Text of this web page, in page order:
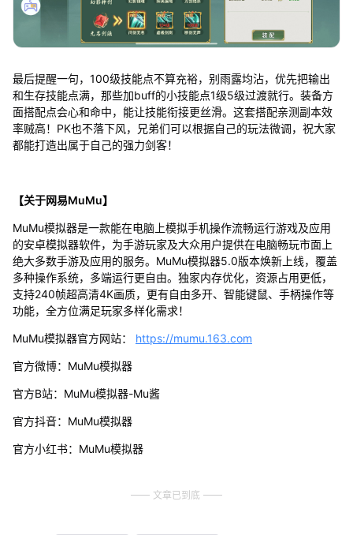
最后提醒一句，100级技能点不算充裕，别雨露均沾，优先把输出
和生存技能点满，那些加buff的小技能点1级5级过渡就行。装备方
面搭配点会心和命中，能让技能衔接更丝滑。这套搭配亲测副本效
率贼高！PK也不落下风，兄弟们可以根据自己的玩法微调，祝大家
都能打造出属于自己的强力剑客！
【关于网易MuMu】
MuMu模拟器是一款能在电脑上模拟手机操作流畅运行游戏及应用
的安卓模拟器软件，为手游玩家及大众用户提供在电脑畅玩市面上
绝大多数手游及应用的服务。MuMu模拟器5.0版本焕新上线，覆盖
多种操作系统，多端运行更自由。独家内存优化，资源占用更低，
支持240帧超高清4K画质，更有自由多开、智能键鼠、手柄操作等
功能，全方位满足玩家多样化需求！
MuMu模拟器官方网站： https://mumu.163.com
官方微博：MuMu模拟器
官方B站：MuMu模拟器-Mu酱
官方抖音：MuMu模拟器
官方小红书：MuMu模拟器
文章已到底